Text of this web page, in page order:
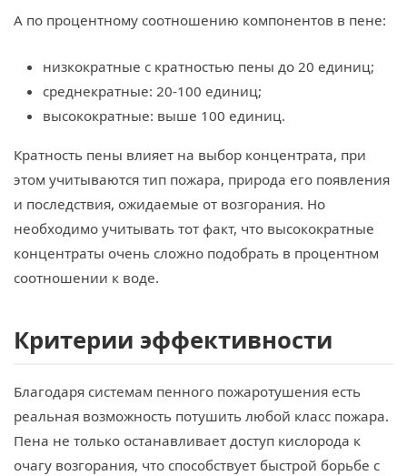
А по процентному соотношению компонентов в пене:
низкократные с кратностью пены до 20 единиц;
среднекратные: 20-100 единиц;
высокократные: выше 100 единиц.
Кратность пены влияет на выбор концентрата, при
этом учитываются тип пожара, природа его появления
и последствия, ожидаемые от возгорания. Но
необходимо учитывать тот факт, что высокократные
концентраты очень сложно подобрать в процентном
соотношении к воде.
Критерии эффективности
Благодаря системам пенного пожаротушения есть
реальная возможность потушить любой класс пожара.
Пена не только останавливает доступ кислорода к
очагу возгорания, что способствует быстрой борьбе с